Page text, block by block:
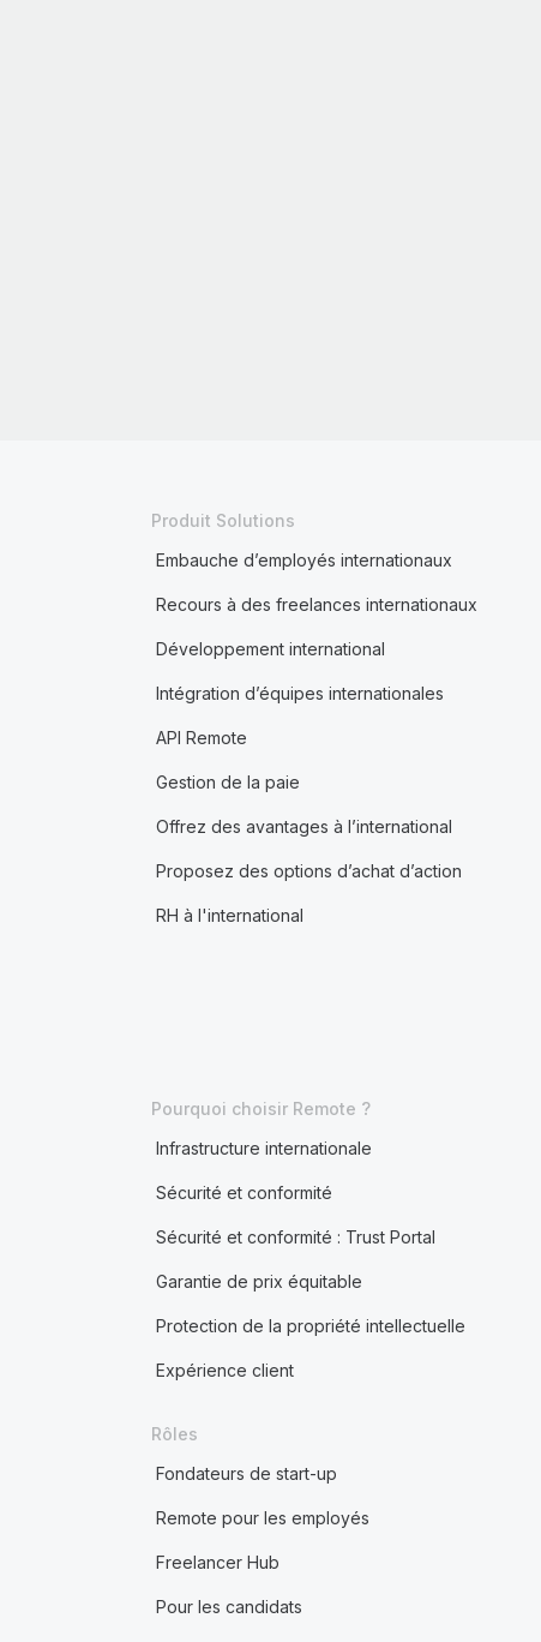
Produit Solutions
Embauche d’employés internationaux
Recours à des freelances internationaux
Développement international
Intégration d’équipes internationales
API Remote
Gestion de la paie
Offrez des avantages à l’international
Proposez des options d’achat d’action
RH à l'international
Pourquoi choisir Remote ?
Infrastructure internationale
Sécurité et conformité
Sécurité et conformité : Trust Portal
Garantie de prix équitable
Protection de la propriété intellectuelle
Expérience client
Rôles
Fondateurs de start-up
Remote pour les employés
Freelancer Hub
Pour les candidats